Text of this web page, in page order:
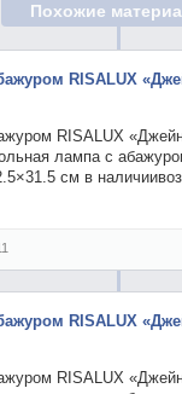
Похожие
RISALUX
RISALUX
лампа с
см в
RISALUX
RISALUX